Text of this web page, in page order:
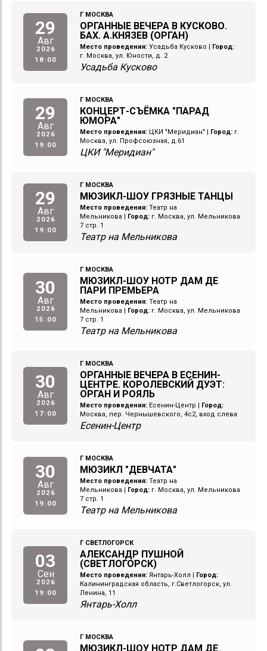
29
Авг
2026
18:00
Г МОСКВА
ОРГАННЫЕ ВЕЧЕРА В КУСКОВО.
БАХ. А.КНЯЗЕВ (ОРГАН)
Место проведения: Усадьба Кусково | Город:
г. Москва, ул. Юности, д. 2
Усадьба Кусково
29
Авг
2026
19:00
Г МОСКВА
КОНЦЕРТ-СЪЁМКА "ПАРАД
ЮМОРА"
Место проведения: ЦКИ "Меридиан" | Город: г.
Москва, ул. Профсоюзная, д.61
ЦКИ "Меридиан"
29
Авг
2026
19:00
Г МОСКВА
МЮЗИКЛ-ШОУ ГРЯЗНЫЕ ТАНЦЫ
Место проведения: Театр на
Мельникова | Город: г. Москва, ул. Мельникова
7 стр. 1
Театр на Мельникова
30
Авг
2026
15:00
Г МОСКВА
МЮЗИКЛ-ШОУ НОТР ДАМ ДЕ
ПАРИ ПРЕМЬЕРА
Место проведения: Театр на
Мельникова | Город: г. Москва, ул. Мельникова
7 стр. 1
Театр на Мельникова
30
Авг
2026
17:00
Г МОСКВА
ОРГАННЫЕ ВЕЧЕРА В ЕСЕНИН-
ЦЕНТРЕ. КОРОЛЕВСКИЙ ДУЭТ:
ОРГАН И РОЯЛЬ
Место проведения: Есенин-Центр | Город:
Москва, пер. Чернышевского, 4с2, вход слева
Есенин-Центр
30
Авг
2026
19:00
Г МОСКВА
МЮЗИКЛ "ДЕВЧАТА"
Место проведения: Театр на
Мельникова | Город: г. Москва, ул. Мельникова
7 стр. 1
Театр на Мельникова
03
Сен
2026
19:00
Г СВЕТЛОГОРСК
АЛЕКСАНДР ПУШНОЙ
(СВЕТЛОГОРСК)
Место проведения: Янтарь-Холл | Город:
Калининградская область, г.Светлогорск, ул.
Ленина, 11
Янтарь-Холл
Г МОСКВА
МЮЗИКЛ-ШОУ НОТР ДАМ ДЕ